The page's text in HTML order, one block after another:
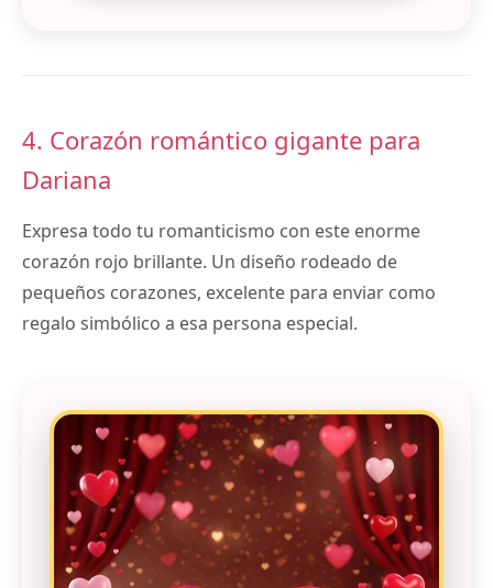
4. Corazón romántico gigante para
Dariana
Expresa todo tu romanticismo con este enorme
corazón rojo brillante. Un diseño rodeado de
pequeños corazones, excelente para enviar como
regalo simbólico a esa persona especial.